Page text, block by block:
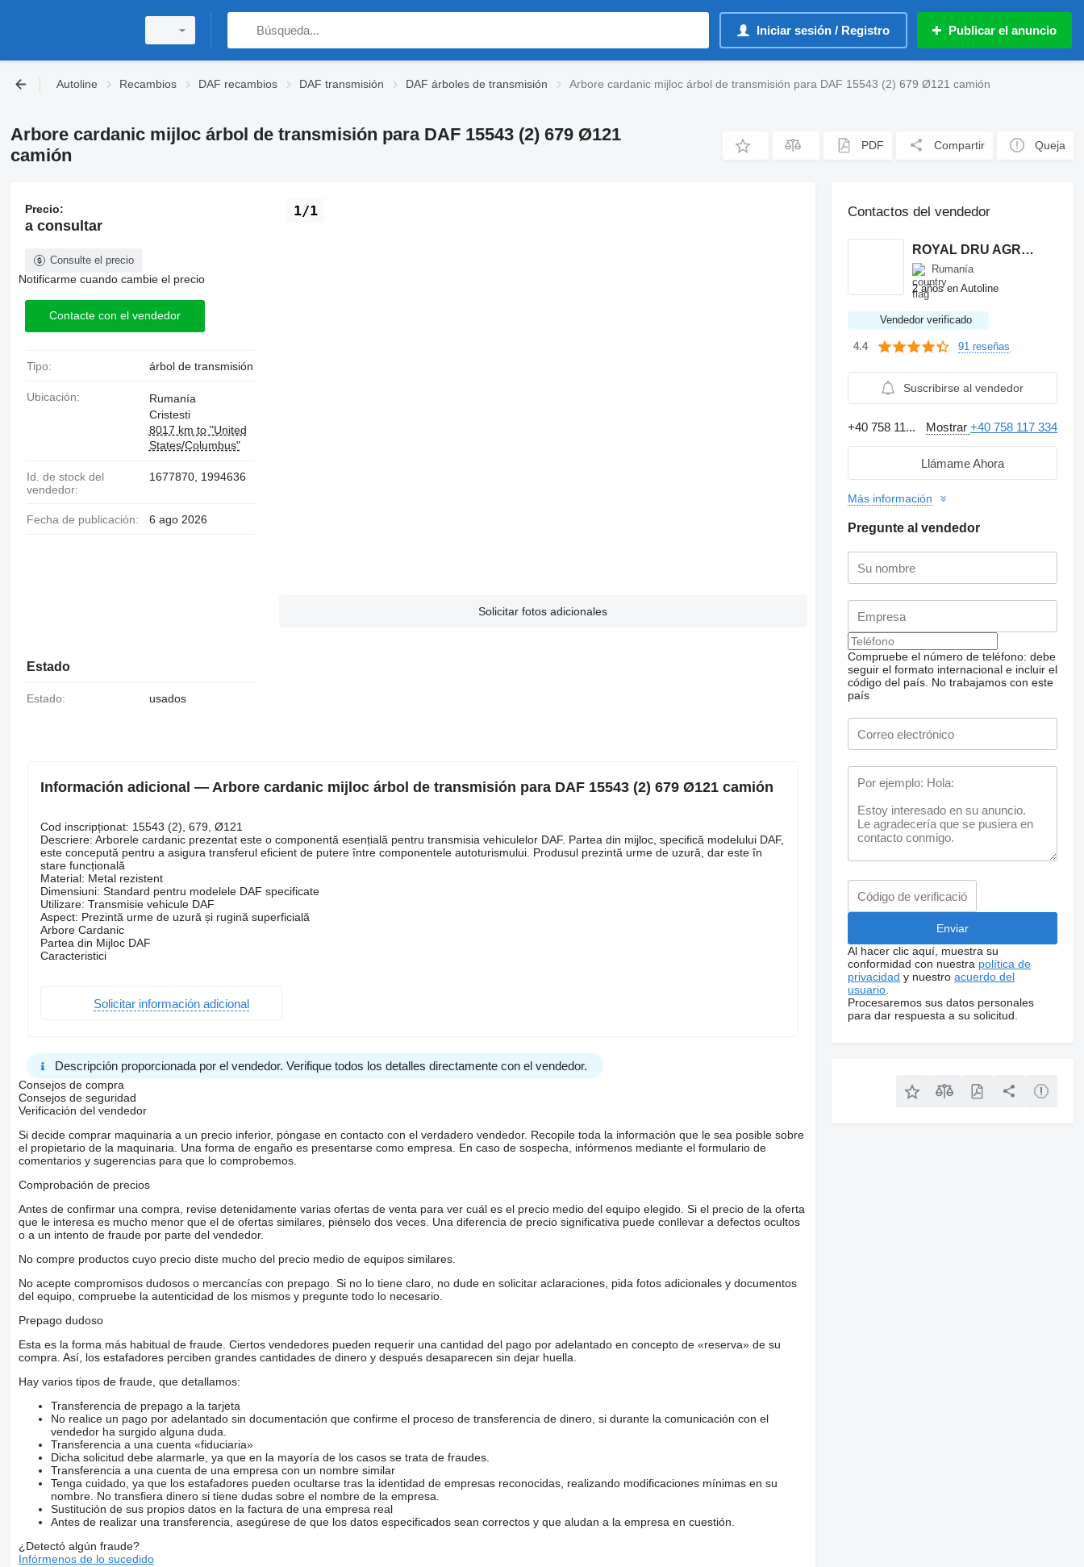
Iniciar sesión / Registro Publicar el anuncio
Autoline Recambios DAF recambios DAF transmisión DAF árboles de transmisión Arbore cardanic mijloc árbol de transmisión para DAF 15543 (2) 679 Ø121 camión
Arbore cardanic mijloc árbol de transmisión para DAF 15543 (2) 679 Ø121
camión
PDF Compartir Queja
1/1
Solicitar fotos adicionales
Precio:
a consultar
Consulte el precio
Notificarme cuando cambie el precio
Contacte con el vendedor
Tipo: árbol de transmisión
Ubicación:
Rumanía
Cristesti
8017 km to "United
States/Columbus"
Id. de stock del
vendedor:
1677870, 1994636
Fecha de publicación: 6 ago 2026
Estado
Estado: usados
Información adicional — Arbore cardanic mijloc árbol de transmisión para DAF 15543 (2) 679 Ø121 camión
Cod inscripționat: 15543 (2), 679, Ø121
Descriere: Arborele cardanic prezentat este o componentă esențială pentru transmisia vehiculelor DAF. Partea din mijloc, specifică modelului DAF,
este concepută pentru a asigura transferul eficient de putere între componentele autoturismului. Produsul prezintă urme de uzură, dar este în
stare funcțională
Material: Metal rezistent
Dimensiuni: Standard pentru modelele DAF specificate
Utilizare: Transmisie vehicule DAF
Aspect: Prezintă urme de uzură și rugină superficială
Arbore Cardanic
Partea din Mijloc DAF
Caracteristici
Solicitar información adicional
Descripción proporcionada por el vendedor. Verifique todos los detalles directamente con el vendedor.
Consejos de compra
Consejos de seguridad
Verificación del vendedor
Si decide comprar maquinaria a un precio inferior, póngase en contacto con el verdadero vendedor. Recopile toda la información que le sea posible sobre
el propietario de la maquinaria. Una forma de engaño es presentarse como empresa. En caso de sospecha, infórmenos mediante el formulario de
comentarios y sugerencias para que lo comprobemos.
Comprobación de precios
Antes de confirmar una compra, revise detenidamente varias ofertas de venta para ver cuál es el precio medio del equipo elegido. Si el precio de la oferta
que le interesa es mucho menor que el de ofertas similares, piénselo dos veces. Una diferencia de precio significativa puede conllevar a defectos ocultos
o a un intento de fraude por parte del vendedor.
No compre productos cuyo precio diste mucho del precio medio de equipos similares.
No acepte compromisos dudosos o mercancías con prepago. Si no lo tiene claro, no dude en solicitar aclaraciones, pida fotos adicionales y documentos
del equipo, compruebe la autenticidad de los mismos y pregunte todo lo necesario.
Prepago dudoso
Esta es la forma más habitual de fraude. Ciertos vendedores pueden requerir una cantidad del pago por adelantado en concepto de «reserva» de su
compra. Así, los estafadores perciben grandes cantidades de dinero y después desaparecen sin dejar huella.
Hay varios tipos de fraude, que detallamos:
Transferencia de prepago a la tarjeta
No realice un pago por adelantado sin documentación que confirme el proceso de transferencia de dinero, si durante la comunicación con el
vendedor ha surgido alguna duda.
Transferencia a una cuenta «fiduciaria»
Dicha solicitud debe alarmarle, ya que en la mayoría de los casos se trata de fraudes.
Transferencia a una cuenta de una empresa con un nombre similar
Tenga cuidado, ya que los estafadores pueden ocultarse tras la identidad de empresas reconocidas, realizando modificaciones mínimas en su
nombre. No transfiera dinero si tiene dudas sobre el nombre de la empresa.
Sustitución de sus propios datos en la factura de una empresa real
Antes de realizar una transferencia, asegúrese de que los datos especificados sean correctos y que aludan a la empresa en cuestión.
¿Detectó algún fraude?
Infórmenos de lo sucedido
Contactos del vendedor
ROYAL DRU AGRO S.R.L.
Rumanía
2 años en Autoline
Vendedor verificado
4.4 91 reseñas
Suscribirse al vendedor
+40 758 11... Mostrar+40 758 117 334
Llámame Ahora
Más información
Pregunte al vendedor
Compruebe el número de teléfono: debe
seguir el formato internacional e incluir el
código del país. No trabajamos con este
país
Al hacer clic aquí, muestra su
conformidad con nuestra política de
privacidad y nuestroacuerdo del
usuario
Procesaremos sus datos personales
para dar respuesta a su solicitud.